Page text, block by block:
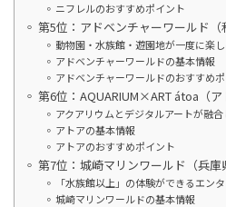
ニフレルのおすすめポイント
第5位：アドベンチャーワールド（
動物園・水族館・遊園地が一度に楽
アドベンチャーワールドの基本情報
アドベンチャーワールドのおすすめ
第6位：AQUARIUM×ART átoa（ア
アクアリウムとデジタルアートが融
アトアの基本情報
アトアのおすすめポイント
第7位：城崎マリンワールド（兵庫
「水族館以上」の体験ができるエン
城崎マリンワールドの基本情報